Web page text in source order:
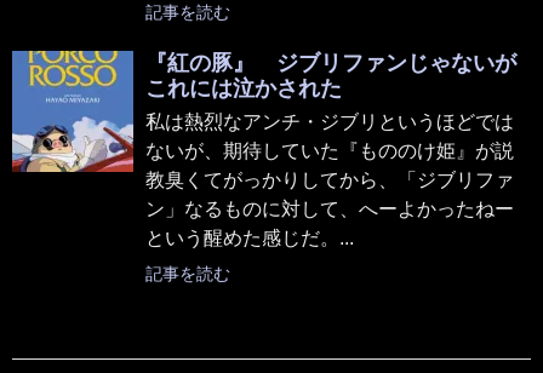
記事を読む
『紅の豚』 ジブリファンじゃないが
これには泣かされた
私は熱烈なアンチ・ジブリというほどでは
ないが、期待していた『もののけ姫』が説
教臭くてがっかりしてから、「ジブリファ
ン」なるものに対して、へーよかったねー
という醒めた感じだ。...
記事を読む